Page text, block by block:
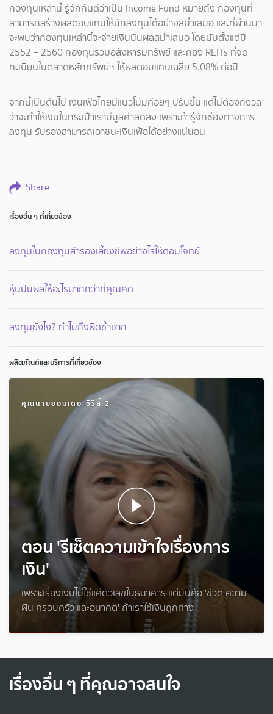
กองทุนเหล่านี้ รู้จักกันดีว่าเป็น Income Fund หมายถึง กองทุนที่
สามารถสร้างผลตอบแทนให้นักลงทุนได้อย่างสม่ำเสมอ และที่ผ่านมา
จะพบว่ากองทุนเหล่านี้จะจ่ายเงินปันผลสม่ำเสมอ โดยนับตั้งแต่ปี
2552 – 2560 กองทุนรวมอสังหาริมทรัพย์ และกอง REITs ที่จด
ทะเบียนในตลาดหลักทรัพย์ฯ ให้ผลตอบแทนเฉลี่ย 5.08% ต่อปี
จากนี้เป็นต้นไป เงินเฟ้อไทยมีแนวโน้มค่อยๆ ปรับขึ้น แต่ไม่ต้องกังวล
ว่าจะทำให้เงินในกระเป๋าเรามีมูลค่าลดลง เพราะถ้ารู้จักช่องทางการ
ลงทุน รับรองสามารถเอาชนะเงินเฟ้อได้อย่างแน่นอน
Share
เรื่องอื่น ๆ ที่เกี่ยวข้อง
ลงทุนในกองทุนสำรองเลี้ยงชีพอย่างไรให้ตอบโจทย์
หุ้นปันผลให้อะไรมากกว่าที่คุณคิด
ลงทุนยังไง? ทำไมถึงผิดซ้ำซาก
ผลิตภัณฑ์และบริการที่เกี่ยวข้อง
คุณนายออมเดอะซีรีส์ 2
ตอน 'รีเซ็ตความเข้าใจเรื่องการ
เงิน'
เพราะเรื่องเงินไม่ใช่แค่ตัวเลขในธนาคาร แต่มันคือ 'ชีวิต ความ
ฝัน ครอบครัว และอนาคต' ถ้าเราใช้เงินถูกทาง
เรื่องอื่น ๆ ที่คุณอาจสนใจ